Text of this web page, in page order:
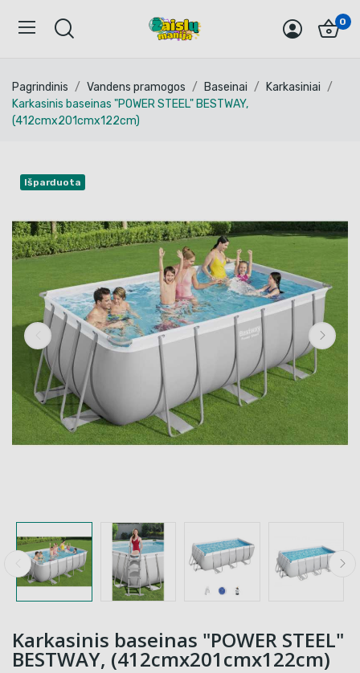
0
Pagrindinis Vandens pramogos Baseinai
Karkasiniai
Karkasinis baseinas "POWER STEEL" BESTWAY,
(412cmx201cmx122cm)
Išparduota
Karkasinis baseinas "POWER STEEL"
BESTWAY, (412cmx201cmx122cm)